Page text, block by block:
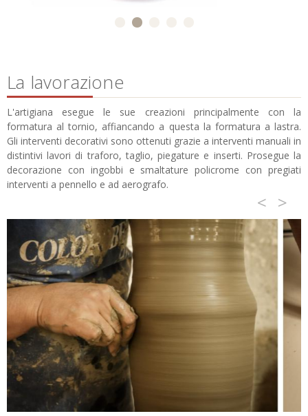
La lavorazione
L'artigiana esegue le sue creazioni principalmente con la
formatura al tornio, affiancando a questa la formatura a lastra.
Gli interventi decorativi sono ottenuti grazie a interventi manuali in
distintivi lavori di traforo, taglio, piegature e inserti. Prosegue la
decorazione con ingobbi e smaltature policrome con pregiati
interventi a pennello e ad aerografo.
< >